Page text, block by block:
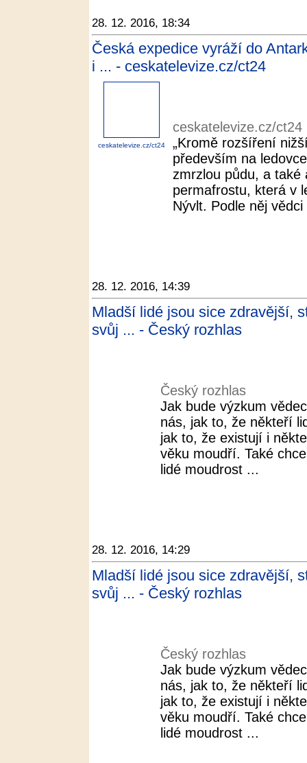
28. 12. 2016, 18:34
Česká expedice vyráží do
i ... - ceskatelevize.cz/ct24
ceskatelevize.cz/ct24
ceskatelevize.cz/ct24
„Kromě rozšíření
především na
zmrzlou půdu, a
permafrostu, která v
Nývlt. Podle něj
28. 12. 2016, 14:39
Mladší lidé jsou sice zdravější,
svůj ... - Český rozhlas
Český rozhlas
Jak bude výzkum
nás, jak to, že někteří
jak to, že existují i
věku moudří. Také
lidé moudrost ...
28. 12. 2016, 14:29
Mladší lidé jsou sice zdravější,
svůj ... - Český rozhlas
Český rozhlas
Jak bude výzkum
nás, jak to, že někteří
jak to, že existují i
věku moudří. Také
lidé moudrost ...